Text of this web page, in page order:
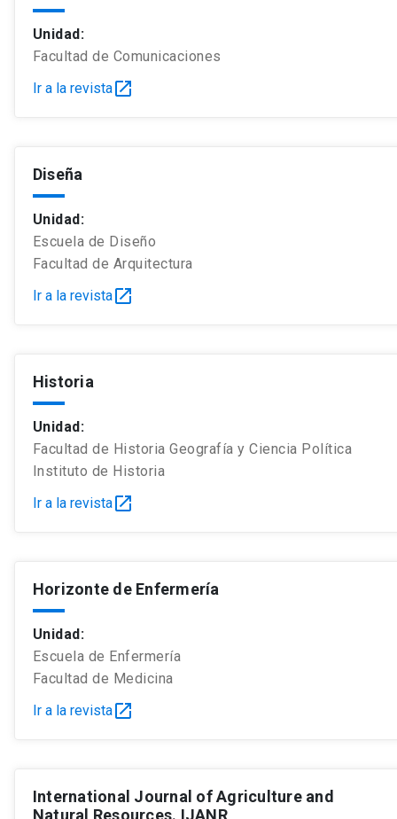
Unidad:
Facultad de Comunicaciones
Ir a la revistaopen_in_new
Diseña
Unidad:
Escuela de Diseño
Facultad de Arquitectura
Ir a la revistaopen_in_new
Historia
Unidad:
Facultad de Historia Geografía y Ciencia Política
Instituto de Historia
Ir a la revistaopen_in_new
Horizonte de Enfermería
Unidad:
Escuela de Enfermería
Facultad de Medicina
Ir a la revistaopen_in_new
International Journal of Agriculture and
Natural Resources. IJANR